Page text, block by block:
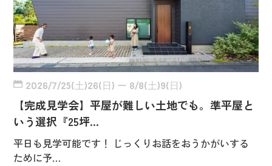
2026/7/25(土)26(日) ー 8/8(土)9(日)
【完成見学会】平屋が難しい土地でも。準平屋と
いう選択『25坪…
平日も見学可能です！ じっくりお話をおうかがいする
ために予…